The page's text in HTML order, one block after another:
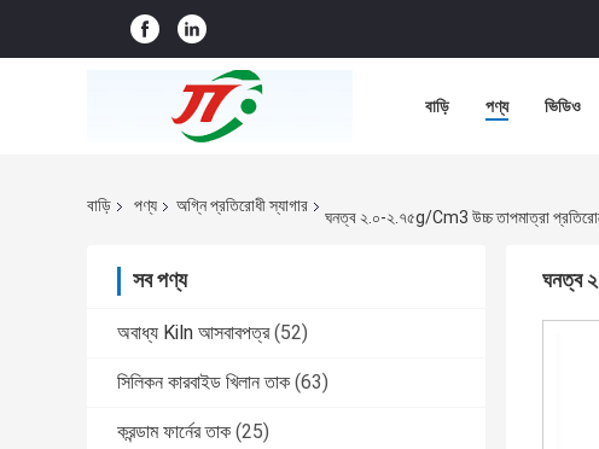
বাড়ি পণ্য ভিডিও
বাড়ি পণ্য অগ্নি প্রতিরোধী স্যাগার
ঘনত্ব ২.০-২.৭৫g/Cm3 উচ্চ তাপমাত্রা
সব পণ্য
অবাধ্য Kiln আসবাবপত্র (52)
সিলিকন কারবাইড খিলান তাক (63)
করন্ডাম ফার্নের তাক (25)
ঘনত্ব